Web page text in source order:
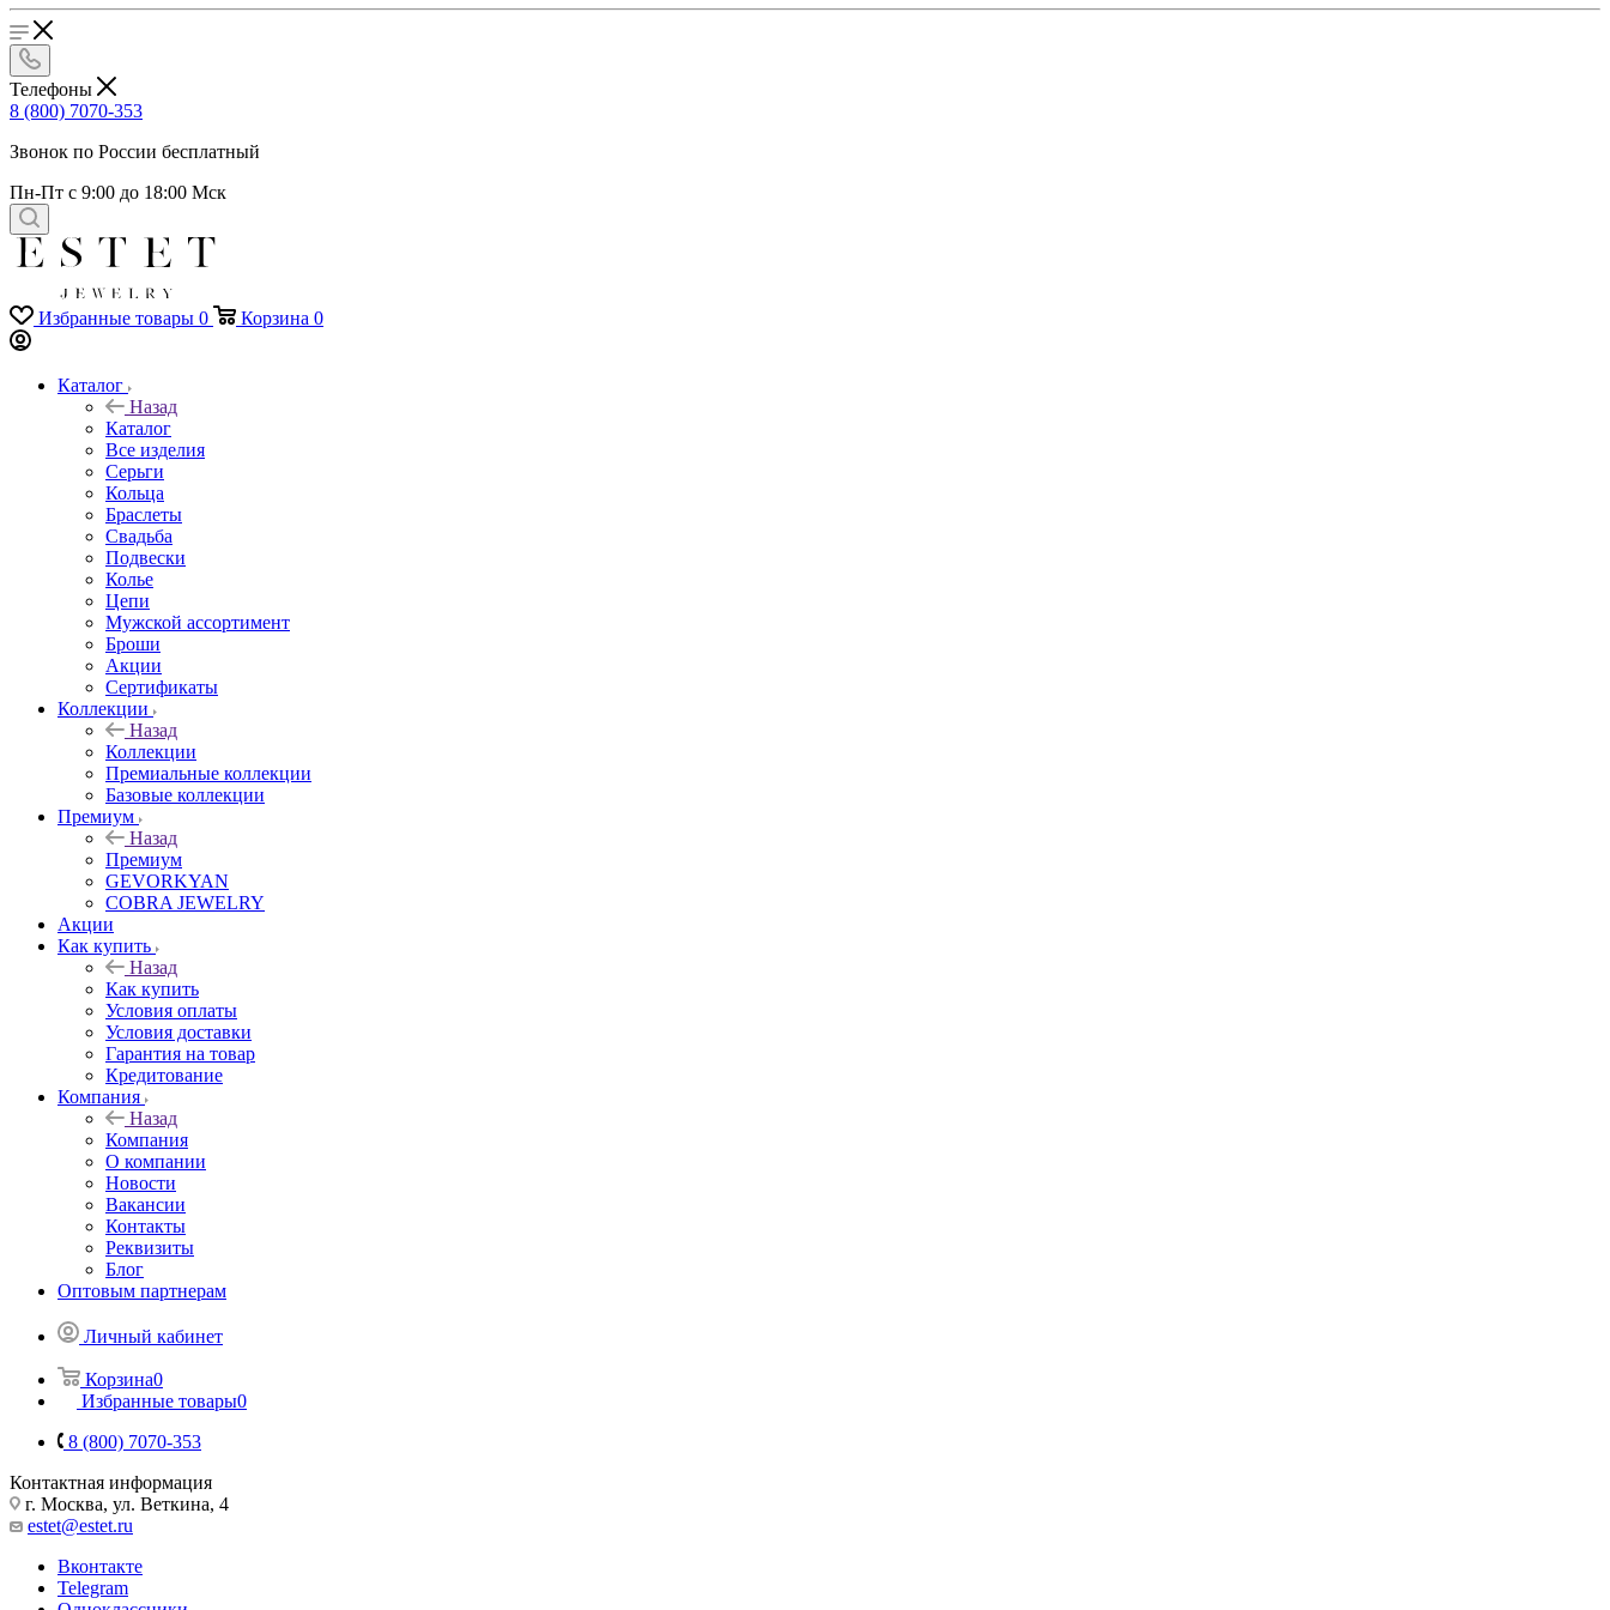
Телефоны
8 (800) 7070-353
Звонок по России бесплатный
Пн-Пт с 9:00 до 18:00 Мск
Избранные товары 0 Корзина 0
Каталог
Назад
Каталог
Все изделия
Серьги
Кольца
Браслеты
Свадьба
Подвески
Колье
Цепи
Мужской ассортимент
Броши
Акции
Сертификаты
Коллекции
Назад
Коллекции
Премиальные коллекции
Базовые коллекции
Премиум
Назад
Премиум
GEVORKYAN
COBRA JEWELRY
Акции
Как купить
Назад
Как купить
Условия оплаты
Условия доставки
Гарантия на товар
Кредитование
Компания
Назад
Компания
О компании
Новости
Вакансии
Контакты
Реквизиты
Блог
Оптовым партнерам
Личный кабинет
Корзина0
Избранные товары0
8 (800) 7070-353
Контактная информация
г. Москва, ул. Веткина, 4
estet@estet.ru
Вконтакте
Telegram